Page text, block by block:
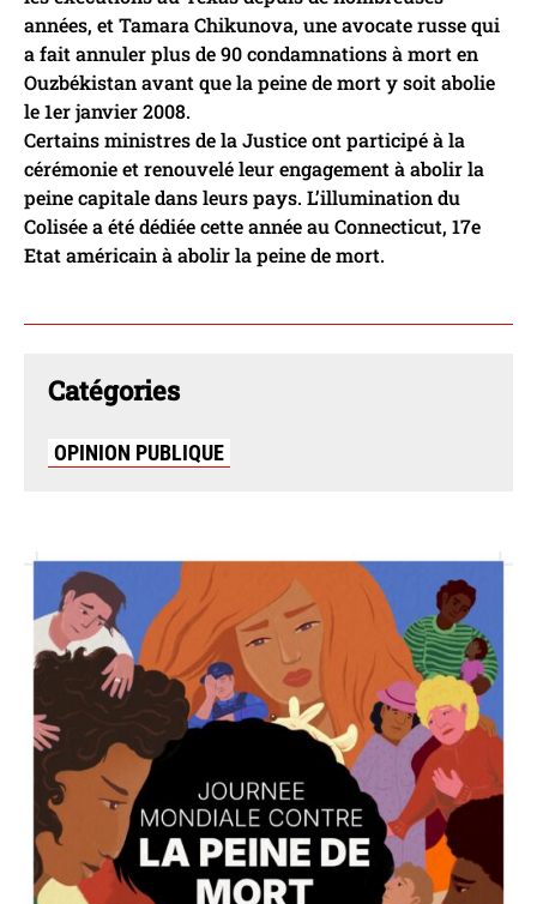
années, et Tamara Chikunova, une avocate russe qui
a fait annuler plus de 90 condamnations à mort en
Ouzbékistan avant que la peine de mort y soit abolie
le 1er janvier 2008.
Certains ministres de la Justice ont participé à la
cérémonie et renouvelé leur engagement à abolir la
peine capitale dans leurs pays. L’illumination du
Colisée a été dédiée cette année au Connecticut, 17e
Etat américain à abolir la peine de mort.
Catégories
OPINION PUBLIQUE